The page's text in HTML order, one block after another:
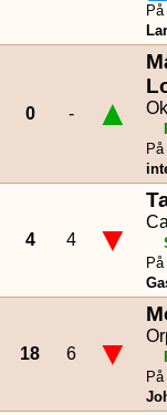
0 - ▲
4 4 ▼
18 6 ▼